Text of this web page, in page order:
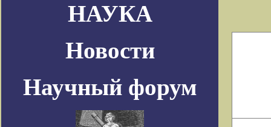
НАУКА
Новости
Научный форум